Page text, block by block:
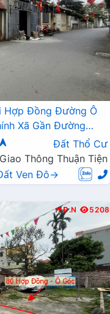
Hợp Đồng Đường Ô
Xã Gần Đường
Đất Thổ Cư
Thông Thuận Tiện
Ven Đô→
Đ.N 5208